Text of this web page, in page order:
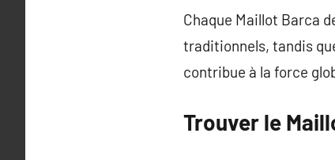
Chaque Maillot Barca
traditionnels, tandis
contribue à la force
Trouver le